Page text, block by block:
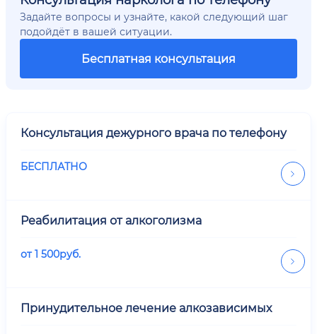
Задайте вопросы и узнайте, какой следующий шаг
подойдёт в вашей ситуации.
Бесплатная консультация
Консультация дежурного врача по телефону
БЕСПЛАТНО
Реабилитация от алкоголизма
от1 500руб.
Принудительное лечение алкозависимых